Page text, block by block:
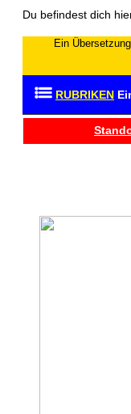
Du befindest dich
Ein
RUBRIKEN